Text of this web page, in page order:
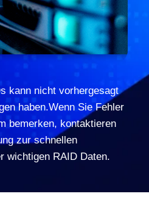
kann nicht vorhergesagt
haben.Wenn Sie Fehler
bemerken, kontaktieren
zur schnellen
wichtigen RAID Daten.